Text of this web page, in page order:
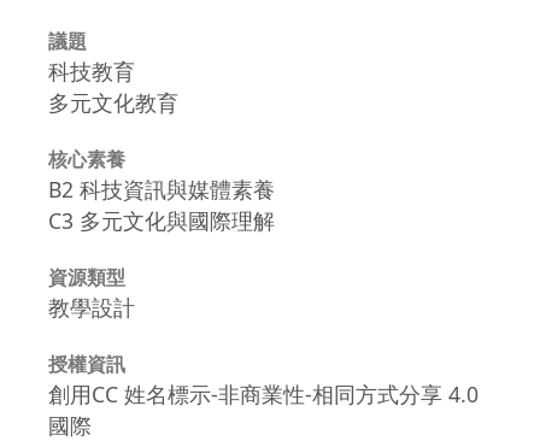
議題
科技教育
多元文化教育
核心素養
B2 科技資訊與媒體素養
C3 多元文化與國際理解
資源類型
教學設計
授權資訊
創用CC 姓名標示-非商業性-相同方式分享 4.0
國際